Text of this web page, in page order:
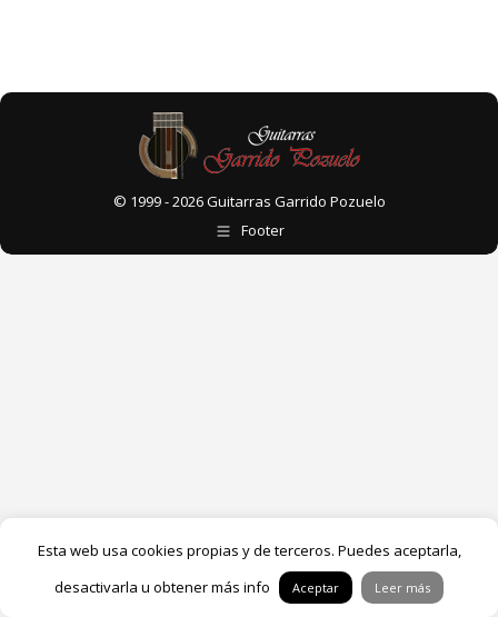
© 1999 - 2026 Guitarras Garrido Pozuelo
Footer
Esta web usa cookies propias y de terceros. Puedes aceptarla,
desactivarla u obtener más info
Aceptar Leer más